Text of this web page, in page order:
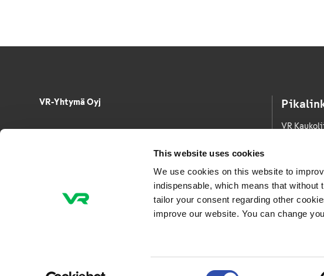
This website uses cookies
We use cookies on this website to
indispensable, which means that
tailor your consent regarding other
improve our website. You can change
VR-Yhtymä Oyj
VR
VR
Medialle